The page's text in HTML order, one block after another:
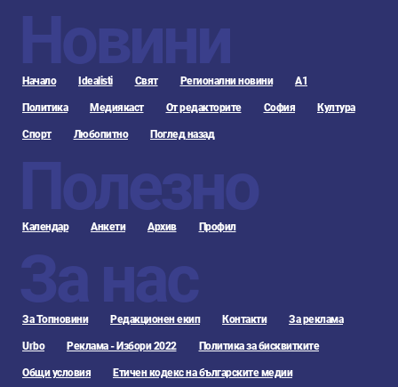
Новини
Начало Idealisti Свят Регионални новини А1
Политика Медиякаст От редакторите София Култура
Спорт Любопитно Поглед назад
Полезно
Календар Анкети Архив Профил
За нас
За Топновини Редакционен екип Контакти За реклама
Urbo Реклама - Избори 2022 Политика за бисквитките
Общи условия Етичен кодекс на българските медии